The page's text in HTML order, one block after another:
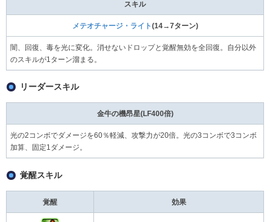
スキル
メテオチャージ・ライト(14→7ターン)
闇、回復、毒を光に変化。消せないドロップと覚醒無効を全回復。自分以外
のスキルが1ターン溜まる。
リーダースキル
金牛の機昂星(LF400倍)
光の2コンボでダメージを60％軽減、攻撃力が20倍。光の3コンボで3コンボ
加算、固定1ダメージ。
覚醒スキル
覚醒 効果